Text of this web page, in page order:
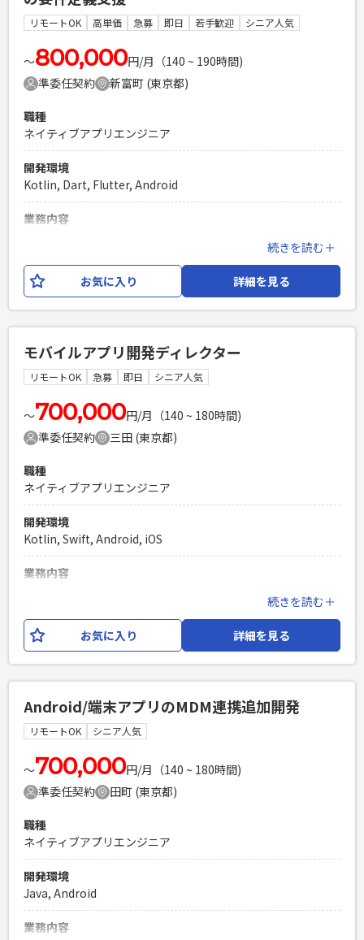
Laravelを用いた開発経験1年以上
エンジニア複数人のチームでの開発経験
リモートOK 高単価 急募 即日 若手歓迎 シニア人気
〜800,000円/月（140 ~ 190時間)
準委任契約
新富町 (東京都)
職種
ネイティブアプリエンジニア
開発環境
Kotlin, Dart, Flutter, Android
業務内容
Android Java、 kotlin、swift、Dartのいづれか 工程：要件
定義、基本設計 ※ 要件定義されたPBIをDEVチームにInputす
る作業が主になります。
者
PHPを用いたWebサービスの開発経験4年以上
エンジニア複数人のチームでの開発経験
続きを読む＋
お気に入り 詳細を見る
モバイルアプリ開発ディレクター
リモートOK 急募 即日 シニア人気
〜700,000円/月（140 ~ 180時間)
準委任契約
三田 (東京都)
職種
ネイティブアプリエンジニア
開発環境
Kotlin, Swift, Android, iOS
業務内容
開発プロジェクトに幅広く関わっていただきます。チームと一
緒にクライアントの要望を聞き出した上、PM、SE、ブリッジ
SEたちと関わりながら仕事を推進していきます。1000~2000
月よりスタートしたことによる増員(10~2月までは確定) 2名
【担当工程】 ・要望、要求の収集と分析 ・企画案の提案 ・要
件定義書作成 ・画面仕様書作成 ・一部のUX設計や基本設計
・仕様管理 ・プロジェクト進捗の管理と報告 ・開発予算管理
・リスク管理 ・品質管理(検証作業も必要に応じて行う) ・製
品データ分析およびグロース提案 ・チームメンバーの管理、
必須スキル
・モバイルアプリの開発ディレクション経験2年以上 ※WEB
制作/運用のみの経験はNG ・仕様書の作成経験 ・要件定義の
経験
PHPを用いたWebサービスの開発経験4年以上
続きを読む＋
お気に入り 詳細を見る
Android/端末アプリのMDM連携追加開発
リモートOK シニア人気
〜700,000円/月（140 ~ 180時間)
準委任契約
田町 (東京都)
職種
ネイティブアプリエンジニア
開発環境
Java, Android
業務内容